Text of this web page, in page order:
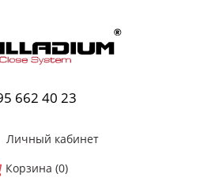
662 40 23
Личный кабинет
Корзина (0)